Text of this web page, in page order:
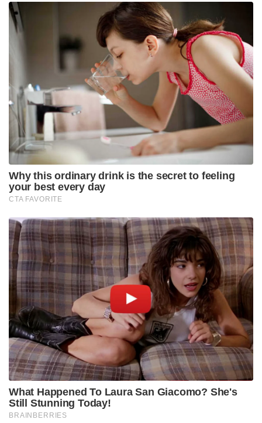
‘മലപ്പുറത്ത് പിടിച്ചെടുത്തത് ഭീമൻ സ്ഫോടകവസ്തു
ശേഖരം; കർണാടകയിൽ നിന്ന് 3 പേരെക്കൂടി തൂക്കി
എൻഐ.എ!’: ആകെ അറസ്റ്റ് 11 ആയി; തമിഴ്‌നാട്ടിലും
സിനിമാ മേഖലയിലെ ഇടപെടലുകളെ
പിന്തുണയ്ക്കുന്ന കൂടുതൽ ഡിജിറ്റൽ തെളിവുകൾ
കണ്ടെടുത്തതായി എക്സൈസ് ഡെപ്യൂട്ടി കമ്മീഷണർ
എസ് വിനോദ്കുമാർ സ്ഥിരീകരിച്ചു. “ചില സിനിമാ
വ്യക്തികളുടെ പങ്ക് സൂചിപ്പിക്കുന്ന വാട്ട്‌സ്ആപ്പ്
ചാറ്റുകളും മറ്റ് ഡിജിറ്റൽ രേഖകളും ഞങ്ങൾക്ക്
ലഭിച്ചു. വിശദമായ അന്വേഷണത്തിന് ശേഷം
അവരുടെ പേരുകൾ വെളിപ്പെടുത്തും,” അദ്ദേഹം
പറഞ്ഞു.
തായ്‌ലൻഡിൽ കൃഷി ചെയ്ത ഈ മരുന്ന്
ബെംഗളൂരുവിൽ ആണ് എത്തിച്ചത്. അവിടെ നിന്നാണ്
എറണാകുളത്ത് എത്തിച്ചതെന്നും ഉദ്യോഗസ്ഥർ
പറഞ്ഞു.വാടകയ്‌ക്കെടുത്ത കാറിലാണ് പ്രതികൾ
ഇരുവരും തസ്ലീമയുടെ കുട്ടികളോടൊപ്പം
ആലപ്പുഴയിലേക്ക് പോയത്. രഹസ്യ വിവരത്തിന്റെ
അടിസ്ഥാനത്തിൽ എക്സൈസ് ഉദ്യോഗസ്ഥർ
റിസോർട്ടിൽ റെയ്ഡ് നടത്തി മയക്കുമരുന്ന്
പിടിച്ചെടുക്കുകയായിരുന്നു.
കേസുമായി ബന്ധമുള്ള മറ്റുള്ളവരെ
തിരിച്ചറിയുന്നതിനായി തസ്ലീമയുടെ മൊബൈൽ
ഫോൺ അധികൃതർ പരിശോധിച്ചുവരികയാണ്.
മയക്കുമരുന്ന് വ്യാപാരത്തിന് സിനിമാ